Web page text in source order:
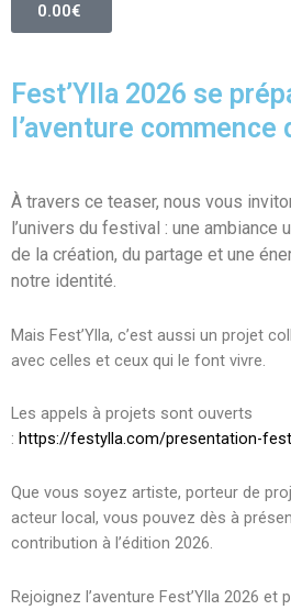
0.00€
Fest’Ylla 2026 se
l’aventure
À travers ce teaser, nous vous
l’univers du festival : une ambiance
de la création, du partage et une
notre identité.
Mais Fest’Ylla, c’est aussi un projet
avec celles et ceux qui le font vivre.
Les appels à projets sont ouverts
: https://festylla.com/presentation-
Que vous soyez artiste, porteur de
acteur local, vous pouvez dès à
contribution à l’édition 2026.
Rejoignez l’aventure Fest’Ylla 2026